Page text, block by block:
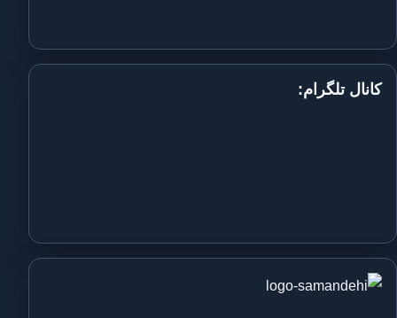
کانال تلگرام: